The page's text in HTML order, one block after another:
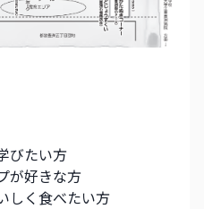
びたい方
が好きな方
しく食べたい方